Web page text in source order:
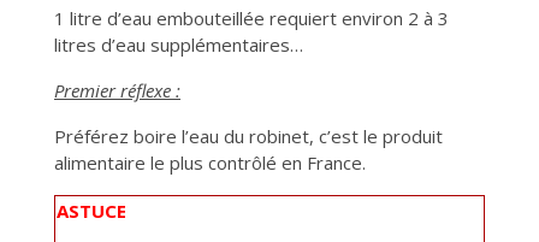
1 litre d’eau embouteillée requiert environ 2 à 3
litres d’eau supplémentaires…
Premier réflexe :
Préférez boire l’eau du robinet, c’est le produit
alimentaire le plus contrôlé en France.
ASTUCE